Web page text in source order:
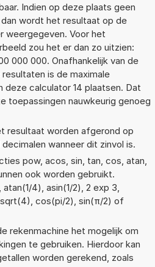
Indien op deze plaats geen
wordt het resultaat op de
weergegeven. Voor het
zou het er dan zo uitzien:
000 000. Onafhankelijk van de
is de maximale
deze calculator 14 plaatsen. Dat
toepassingen nauwkeurig genoeg
resultaat worden afgerond op
wanneer dit zinvol is.
pow, acos, sin, tan, cos, atan,
ook worden gebruikt.
4), asin(1/2), 2 exp 3,
cos(pi/2), sin(π/2) of
rekenmachine het mogelijk om
te gebruiken. Hierdoor kan
worden gerekend, zoals